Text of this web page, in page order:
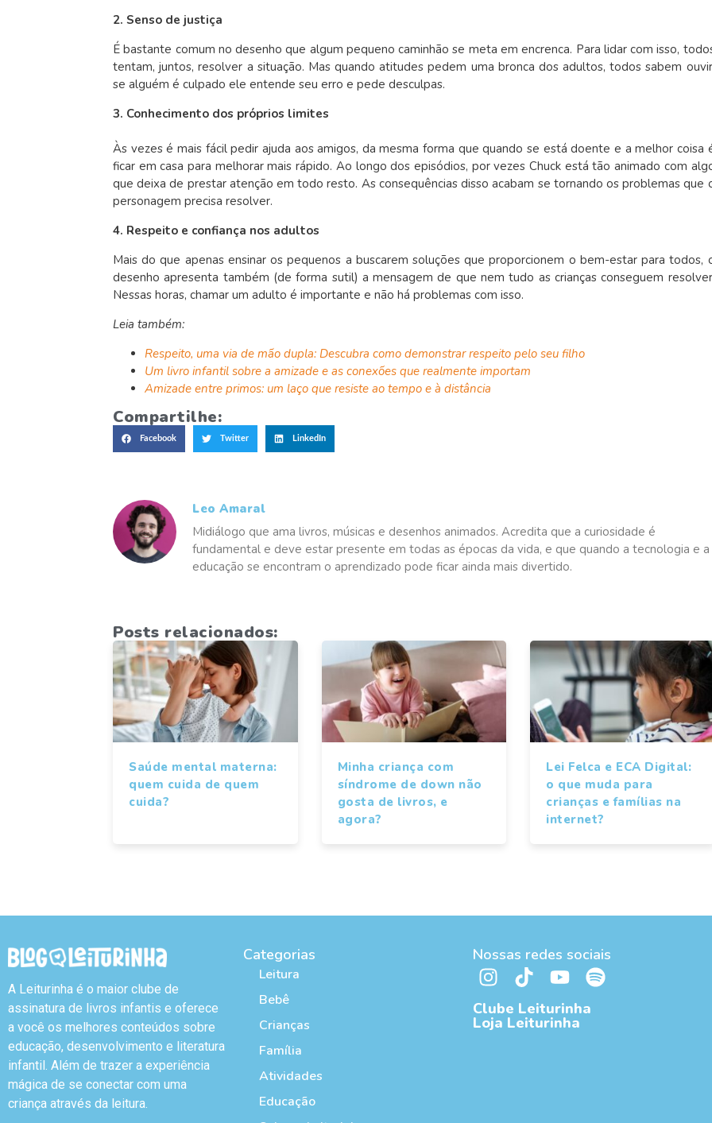
2. Senso de justiça
É bastante comum no desenho que algum pequeno caminhão se meta em encrenca. Para lidar com isso,
tentam, juntos, resolver a situação. Mas quando atitudes pedem uma bronca dos adultos, todos sabem
se alguém é culpado ele entende seu erro e pede desculpas.
3. Conhecimento dos próprios limites
Às vezes é mais fácil pedir ajuda aos amigos, da mesma forma que quando se está doente e a melhor coisa
ficar em casa para melhorar mais rápido. Ao longo dos episódios, por vezes Chuck está tão animado com
que deixa de prestar atenção em todo resto. As consequências disso acabam se tornando os problemas que
personagem precisa resolver.
4. Respeito e confiança nos adultos
Mais do que apenas ensinar os pequenos a buscarem soluções que proporcionem o bem-estar para todos,
desenho apresenta também (de forma sutil) a mensagem de que nem tudo as crianças conseguem
Nessas horas, chamar um adulto é importante e não há problemas com isso.
Leia também:
Respeito, uma via de mão dupla: Descubra como demonstrar respeito pelo seu filho
Um livro infantil sobre a amizade e as conexões que realmente importam
Amizade entre primos: um laço que resiste ao tempo e à distância
Compartilhe:
Facebook Twitter LinkedIn
Leo Amaral
Midiálogo que ama livros, músicas e desenhos animados. Acredita que a curiosidade é
fundamental e deve estar presente em todas as épocas da vida, e que quando a tecnologia e a
educação se encontram o aprendizado pode ficar ainda mais divertido.
Posts relacionados:
Saúde mental materna:
quem cuida de quem
cuida?
Minha criança com
síndrome de down não
gosta de livros, e
agora?
Lei Felca e ECA Digital:
o que muda para
crianças e famílias na
internet?
A Leiturinha é o maior clube de
assinatura de livros infantis e oferece
a você os melhores conteúdos sobre
educação, desenvolvimento e literatura
infantil. Além de trazer a experiência
mágica de se conectar com uma
criança através da leitura.
Categorias
Leitura
Bebê
Crianças
Família
Atividades
Educação
Nossas redes sociais
Clube Leiturinha
Loja Leiturinha